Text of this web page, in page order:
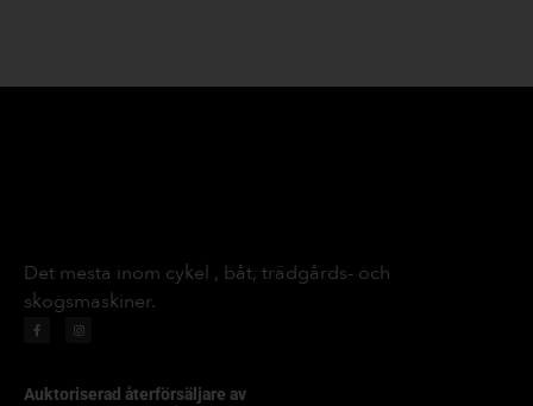
Det mesta inom cykel , båt, trädgårds- och
skogsmaskiner.
Auktoriserad återförsäljare av